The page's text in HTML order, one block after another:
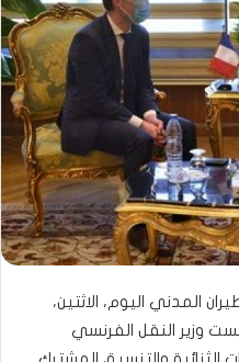
المدني اليوم، الاثتين،
وزير النقل الفرنسي